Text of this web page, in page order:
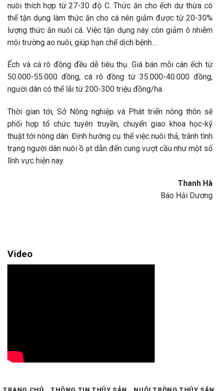
nuôi thích hợp từ 27-30 độ C. Thức ăn cho ếch dư thừa có
thể tận dụng làm thức ăn cho cá nên giảm được từ 20-30%
lượng thức ăn nuôi cá. Việc tận dụng này còn giảm ô nhiễm
môi trường ao nuôi, giúp hạn chế dịch bệnh…
Ếch và cá rô đồng đều dễ tiêu thụ. Giá bán mỗi cân ếch từ
50.000-55.000 đồng, cá rô đồng từ 35.000-40.000 đồng,
người dân có thể lãi từ 200-300 triệu đồng/ha.
Thời gian tới, Sở Nông nghiệp và Phát triển nông thôn sẽ
phối hợp tổ chức tuyên truyền, chuyển giao khoa học-kỹ
thuật tới nông dân. Định hướng cụ thể việc nuôi thả, tránh tình
trạng người dân nuôi ồ ạt dẫn đến cung vượt cầu như một số
lĩnh vực hiện nay.
Thanh Hà
Báo Hải Dương
Video